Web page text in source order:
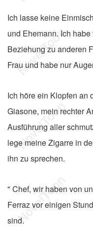
Ich lasse keine
und Ehemann. Ich
Beziehung zu anderen
Frau und habe nur
Ich höre ein Klopfen an
Giasone, mein rechter
Ausführung aller
lege meine Zigarre in
ihn zu sprechen.
" Chef, wir haben von
Ferraz vor einigen
sind.